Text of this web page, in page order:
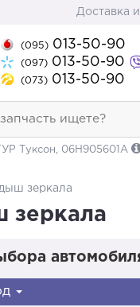
Доставка
(095) 013-50-90
(097) 013-50-90
(073) 013-50-90
ищете?
Туксон, 06H905601A
зеркала
зеркала